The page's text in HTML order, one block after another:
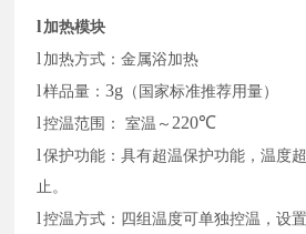
l 加热模块
l 加热方式：金属浴加热
l 样品量：3g （国家标准推荐用量）
l 控温范围： 室温～ 220℃
l 保护功能：具有超温保护功能，温度
止。
l 控温方式：四组温度可单独控温，设